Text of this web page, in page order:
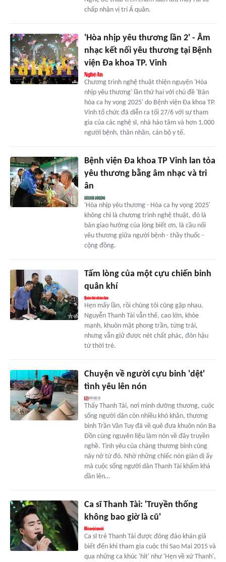
chấp nhận vị trí Á quân.
'Hòa nhịp yêu thương lần 2' - Âm
nhạc kết nối yêu thương tại Bệnh
viện Đa khoa TP. Vinh
Chương trình nghệ thuật thiện nguyện 'Hòa
nhịp yêu thương' lần thứ hai với chủ đề 'Bản
hòa ca hy vọng 2025' do Bệnh viện Đa khoa TP.
Vinh tổ chức đã diễn ra tối 27/6 với sự tham
gia của các nghệ sĩ, nhà hảo tâm và hơn 1.000
người bệnh, thân nhân, cán bộ y tế.
Bệnh viện Đa khoa TP Vinh lan tỏa
yêu thương bằng âm nhạc và tri
ân
'Hòa nhịp yêu thương - Hòa ca hy vọng 2025'
không chỉ là chương trình nghệ thuật, đó là
bản giao hưởng của lòng biết ơn, là cầu nối
yêu thương giữa người bệnh - thầy thuốc -
cộng đồng.
Tấm lòng của một cựu chiến binh
quân khí
Hẹn mấy lần, rồi chúng tôi cũng gặp nhau.
Nguyễn Thanh Tài vẫn thế, cao lớn, khỏe
mạnh, khuôn mặt phong trần, từng trải,
nhưng vẫn giữ được nét chất phác, đôn hậu
từ thời trẻ.
Chuyện về người cựu binh 'dệt'
tình yêu lên nón
Thấy Thanh Tài, nơi mình dưỡng thương, cuộc
sống người dân còn nhiều khó khăn, thương
binh Trần Văn Tuy đã về quê đưa khuôn nón Ba
Đồn cùng nguyên liệu làm nón về đây truyền
nghề. Tình yêu của chàng thương binh cũng
nảy nở từ đó. Nhờ những chiếc nón giản dị ấy
mà cuộc sống người dân Thanh Tài khấm khá
dần lên…
Ca sĩ Thanh Tài: 'Truyền thống
không bao giờ là cũ'
Ca sĩ trẻ Thanh Tài được đông đảo khán giả
biết đến khi tham gia cuộc thi Sao Mai 2015 và
qua những ca khúc 'hit' như 'Hẹn về xứ Thanh',